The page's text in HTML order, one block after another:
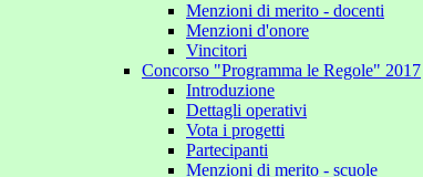
Menzioni di merito - docenti
Menzioni d'onore
Vincitori
Concorso "Programma le Regole" 2017
Introduzione
Dettagli operativi
Vota i progetti
Partecipanti
Menzioni di merito - scuole